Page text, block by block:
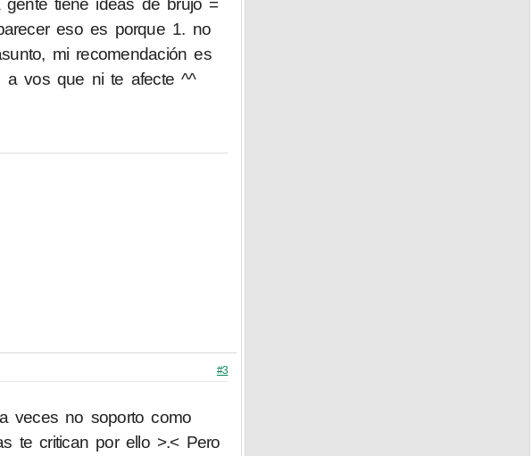
tiene ideas de brujo =
eso es porque 1. no
mi recomendación es
a vos que ni te afecte ^^
#3
veces no soporto como
te critican por ello >.< Pero